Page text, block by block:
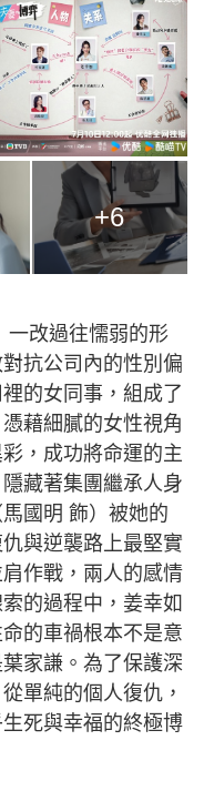
+6
一改過往懦弱的形
抗公司內的性別偏
的女同事，組成了
藉細膩的女性視角
，成功將命運的主
藏著集團繼承人身
國明 飾）被她的
與逆襲路上最堅實
作戰，兩人的感情
的過程中，姜幸如
的車禍根本不是意
家謙。為了保護深
單純的個人復仇，
死與幸福的終極博